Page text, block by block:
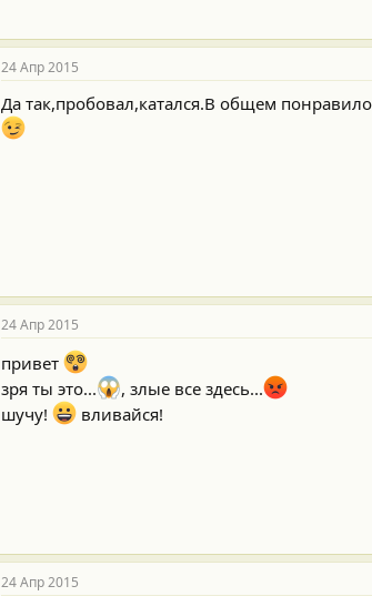
24 Апр 2015
Да так,пробовал,катался.В общем
24 Апр 2015
привет
зря ты это...
, злые все здесь...
шучу!
вливайся!
24 Апр 2015